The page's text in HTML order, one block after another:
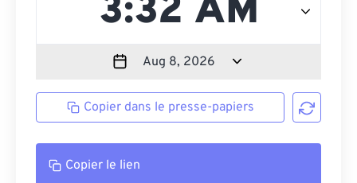
Copier dans le presse-papiers
Copier le lien